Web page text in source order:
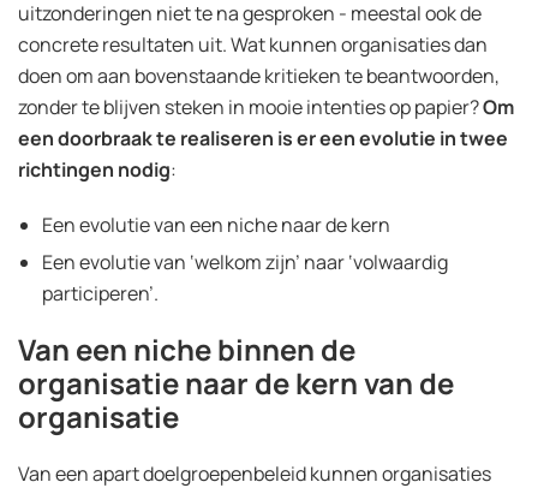
uitzonderingen niet te na gesproken - meestal ook de
concrete resultaten uit. Wat kunnen organisaties dan
doen om aan bovenstaande kritieken te beantwoorden,
zonder te blijven steken in mooie intenties op papier?Om
een doorbraak te realiseren is er een evolutie in twee
richtingen nodig:
Een evolutie van een niche naar de kern
Een evolutie van ‘welkom zijn’ naar ‘volwaardig
participeren’.
Van een niche binnen de
organisatie naar de kern van de
organisatie
Van een apart doelgroepenbeleid kunnen organisaties